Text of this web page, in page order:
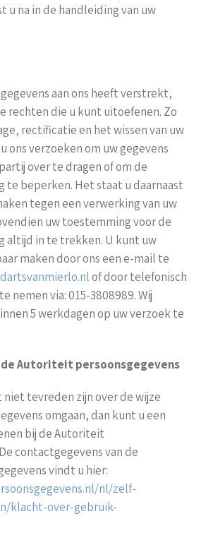
u na in de handleiding van uw
aan ons heeft verstrekt,
rechten die u kunt uitoefenen. Zo
rectificatie en het wissen van uw
ons verzoeken om uw gegevens
over te dragen of om de
te beperken. Het staat u daarnaast
tegen een verwerking van uw
uw toestemming voor de
altijd in te trekken. U kunt uw
maken door ons een e-mail te
of door telefonisch
nemen via: 015-3808989. Wij
5 werkdagen op uw verzoek te
Autoriteit persoonsgegevens
tevreden zijn over de wijze
omgaan, dan kunt u een
bij de Autoriteit
contactgegevens van de
vindt u hier:
nl/zelf-
klacht-over-gebruik-